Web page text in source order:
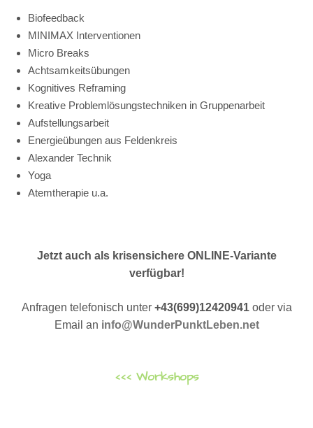
Biofeedback
MINIMAX Interventionen
Micro Breaks
Achtsamkeitsübungen
Kognitives Reframing
Kreative Problemlösungstechniken in Gruppenarbeit
Aufstellungsarbeit
Energieübungen aus Feldenkreis
Alexander Technik
Yoga
Atemtherapie u.a.
Jetzt auch als krisensichere ONLINE-Variante
verfügbar!
Anfragen telefonisch unter +43(699)12420941oder via
Email an info@WunderPunktLeben.net
<<< Workshops